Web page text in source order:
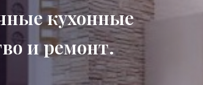
кухонные
и ремонт.